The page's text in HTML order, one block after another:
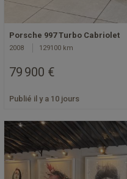
Porsche 997 Turbo Cabriolet
2008 129100 km
79 900 €
Publié il y a 10 jours